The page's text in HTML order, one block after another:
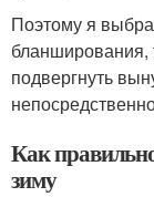
Поэтому я
бланширования,
подвергнуть
Как
зиму